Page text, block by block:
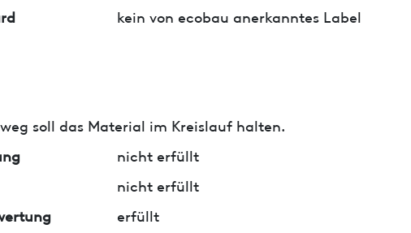
kein von ecobau anerkanntes Label
soll das Material im Kreislauf halten.
nicht erfüllt
nicht erfüllt
erfüllt